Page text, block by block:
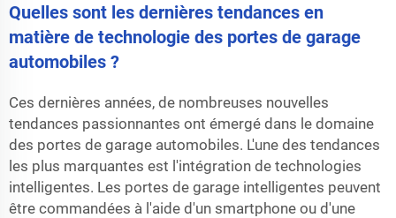
Quelles sont les dernières tendances en
matière de technologie des portes de garage
automobiles ?
Ces dernières années, de nombreuses nouvelles
tendances passionnantes ont émergé dans le domaine
des portes de garage automobiles. L'une des tendances
les plus marquantes est l'intégration de technologies
intelligentes. Les portes de garage intelligentes peuvent
être commandées à l'aide d'un smartphone ou d'une